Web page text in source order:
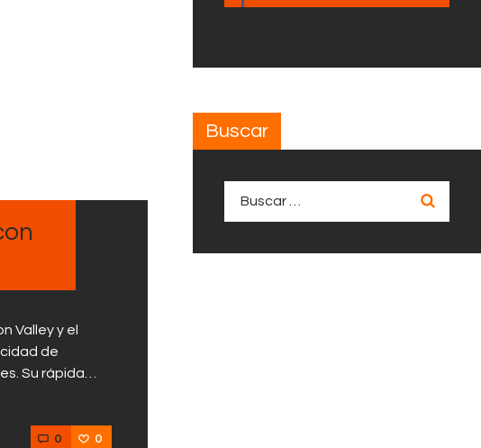
Valley y el
de
Su rápida…
0 0
Buscar